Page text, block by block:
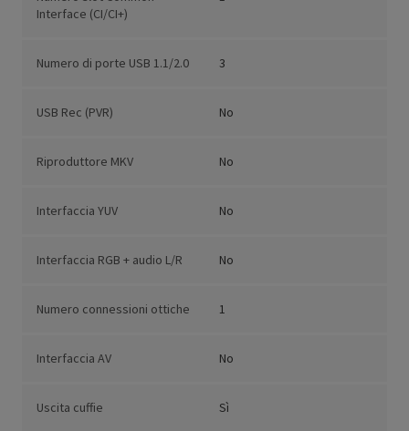
Interface (CI/CI+)
Numero di porte USB 1.1/2.0 3
USB Rec (PVR) No
Riproduttore MKV No
Interfaccia YUV No
Interfaccia RGB + audio L/R No
Numero connessioni ottiche 1
Interfaccia AV No
Uscita cuffie Sì